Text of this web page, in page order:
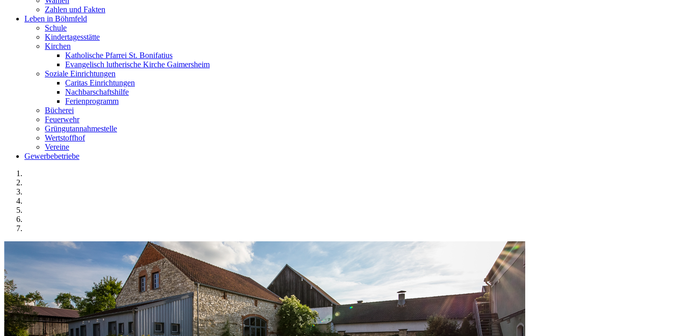
Zahlen und Fakten
Leben in Böhmfeld
Schule
Kindertagesstätte
Kirchen
Katholische Pfarrei St. Bonifatius
Evangelisch lutherische Kirche Gaimersheim
Soziale Einrichtungen
Caritas Einrichtungen
Nachbarschaftshilfe
Ferienprogramm
Bücherei
Feuerwehr
Grüngutannahmestelle
Wertstoffhof
Vereine
Gewerbebetriebe